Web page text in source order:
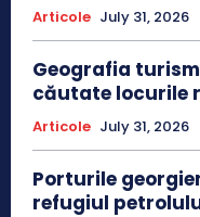
Articole July 31, 2026
Geografia
căutate locurile
Articole July 31, 2026
Porturile
refugiul